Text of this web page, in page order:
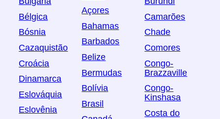
Bélgica
Bósnia
Cazaquistão
Croácia
Dinamarca
Eslováquia
Eslovênia
Açores
Bahamas
Barbados
Belize
Bermudas
Bolívia
Brasil
Camarões
Chade
Comores
Congo-
Brazzaville
Congo-
Kinshasa
Costa do